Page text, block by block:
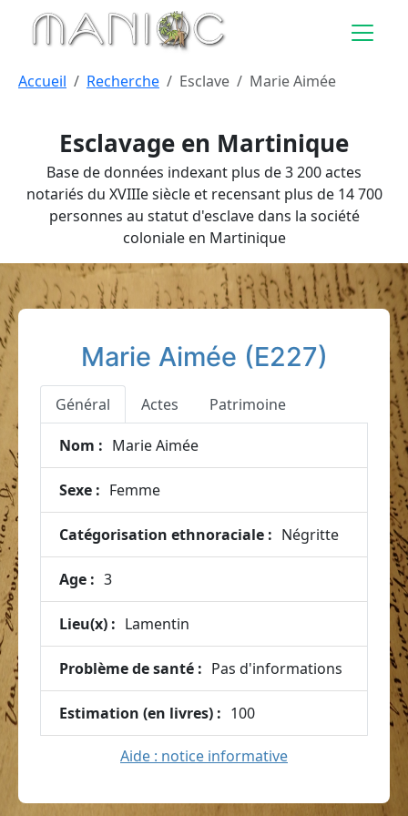
Aller au contenu principal
Esclavage en Martinique
Base de données indexant plus de 3 200 actes
notariés du XVIIIe siècle et recensant plus de 14 700
personnes au statut d'esclave dans la société
coloniale en Martinique
Accueil Recherche Esclave Marie Aimée
Marie Aimée (E227)
Général Actes Patrimoine
Nom : Marie Aimée
Sexe : Femme
Catégorisation ethnoraciale : Négritte
Age : 3
Lieu(x) : Lamentin
Problème de santé : Pas d'informations
Estimation (en livres) : 100
Aide : notice informative